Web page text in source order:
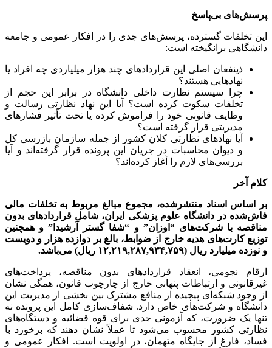
پرسش‌های بی‌پاسخ
این تخلفات گسترده، پرسش‌های جدی را در افکار عمومی و جامعه
دانشگاهی برانگیخته است:
ذینفعان اصلی این قراردادهای چند هزار میلیاردی چه افراد یا
نهادهایی هستند؟
چرا سیستم نظارت داخلی دانشگاه در برابر این حجم از
تخلفات سکوت کرده است؟ آیا این نهاد نظارتی رسالت و
وظایف قانونی خود را فراموش کرده یا تحت تأثیر فشارهای
مدیریتی قرار گرفته است؟
آیا نهادهای نظارتی کلان کشور از جمله سازمان بازرسی کل
و دیوان محاسبات در جریان این پرونده قرار گرفته‌اند و آیا
بررسی‌های لازم را آغاز کرده‌اند؟
کلام آخر
بر اساس اسناد منتشرشده، مجموع مبالغ مربوط به تخلفات مالی
فاش‌شده در دانشگاه علوم پزشکی ایران، شامل قراردادهای بدون
مناقصه با شرکت‌های “اوزان” و “شفا گستر آرشیدا” و همچنین
توزیع کارت‌های هدیه خارج از ضوابط، بالغ بر دوازده هزار و دویست
و نوزده میلیارد ریال (۱۲,۲۱۹,۲۸۷,۹۳۴,۷۵۹ ریال) می‌باشد.
ارقام نجومی، انعقاد قراردادهای بدون مناقصه، پرداخت‌های
غیرقانونی و ارتباطات پنهانی خارج از چارچوب قانون، همگی نشان
از وجود شبکه‌ای پیچیده از منافع مشترک بین بخشی از مدیریت این
دانشگاه و شرکت‌های خاص دارد. شفاف‌سازی کامل این پرونده نه
تنها یک ضرورت، که آزمونی جدی برای قوه قضائیه و دستگاه‌های
نظارتی کشور محسوب می‌شود تا عملاً نشان دهند که برخورد با
فساد، فارغ از جایگاه متهمان، در اولویت است. افکار عمومی و